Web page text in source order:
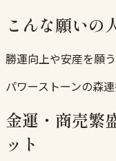
こんな願いの
勝運向上や安産を願
パワーストーンの森
金運・商売繁
ット